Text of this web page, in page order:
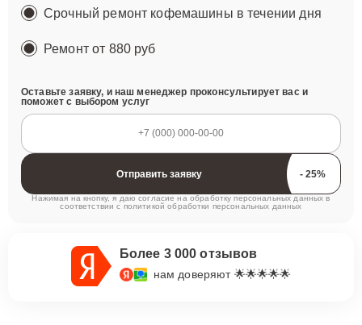
Срочный ремонт кофемашины в течении дня
Ремонтот 880 руб
Оставьте заявку, и наш менеджер проконсультирует вас и
поможет с выбором услуг
Отправить заявку
Нажимая на кнопку, я даю согласие на обработку персональных данных в
соответствии с политикой обработки персональных данных
Более 3 000 отзывов
нам доверяют 🌟🌟🌟🌟🌟